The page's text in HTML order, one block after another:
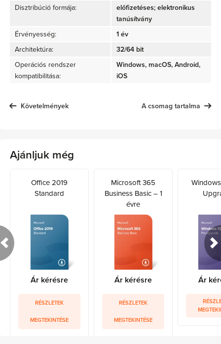
Disztribúció formája:
előfizetéses; elektronikus
tanúsítvány
Érvényesség:
1 év
Architektúra:
32/64 bit
Operációs rendszer
kompatibilitása:
Windows, macOS, Android,
iOS
Követelmények A csomag tartalma
Ajánljuk még
Office 2019
Standard
Ár kérésre
RÉSZLETEK
MEGTEKINTÉSE
Microsoft 365
Business Basic – 1
évre
Ár kérésre
RÉSZLETEK
MEGTEKINTÉSE
Ár